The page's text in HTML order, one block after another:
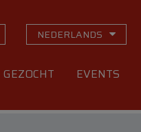
NEDERLANDS
GEZOCHT EVENTS